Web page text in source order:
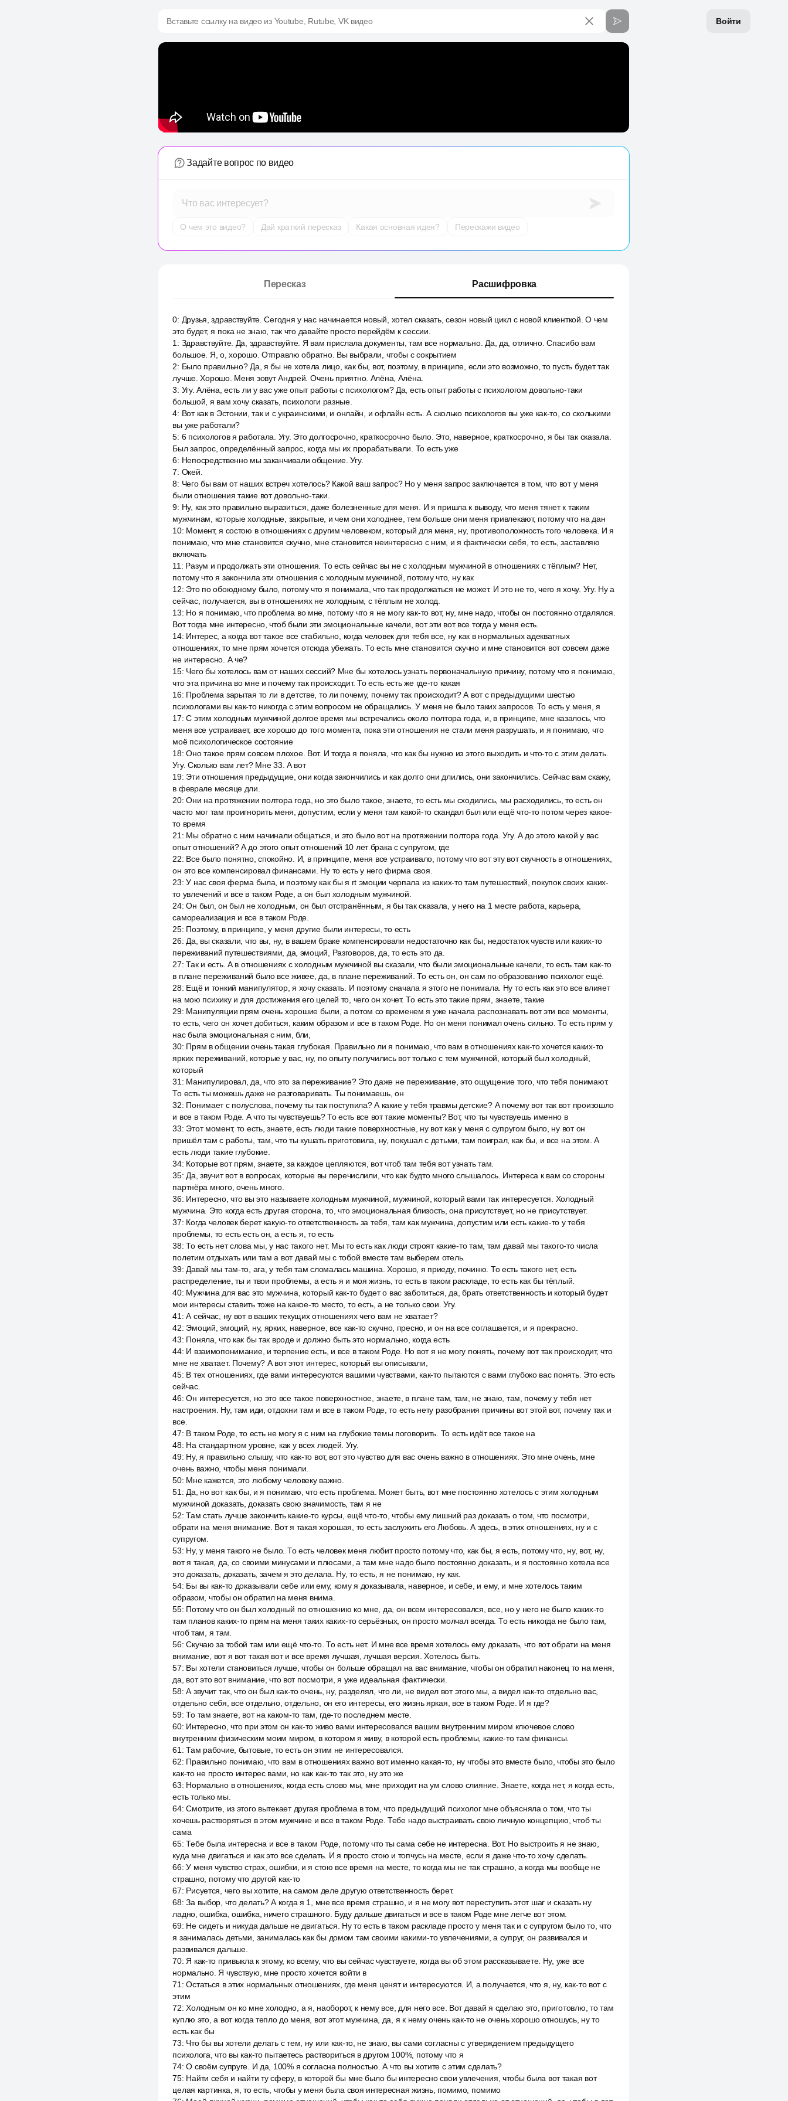
Войти
Вставьте ссылку на видео из Youtube, Rutube, VK видео
Задайте вопрос по видео
Что вас интересует?
О чем это видео? Дай краткий пересказ Какая основная идея? Перескажи видео
Пересказ Расшифровка
0: Друзья, здравствуйте. Сегодня у нас начинается новый, хотел сказать, сезон новый цикл с новой клиенткой. О чем
это будет, я пока не знаю, так что давайте просто перейдём к сессии.
1 : Здравствуйте. Да, здравствуйте. Я вам прислала документы, там все нормально. Да, да, отлично. Спасибо вам
большое. Я, о, хорошо. Отправлю обратно. Вы выбрали, чтобы с сокрытием
2: Было правильно? Да, я бы не хотела лицо, как бы, вот, поэтому, в принципе, если это возможно, то пусть будет так
лучше. Хорошо. Меня зовут Андрей. Очень приятно. Алёна, Алёна.
3: Угу. Алёна, есть ли у вас уже опыт работы с психологом? Да, есть опыт работы с психологом довольно-таки
большой, я вам хочу сказать, психологи разные.
4: Вот как в Эстонии, так и с украинскими, и онлайн, и офлайн есть. А сколько психологов вы уже как-то, со сколькими
вы уже работали?
5: 6 психологов я работала. Угу. Это долгосрочно, краткосрочно было. Это, наверное, краткосрочно, я бы так сказала.
Был запрос, определённый запрос, когда мы их прорабатывали. То есть уже
6: Непосредственно мы заканчивали общение. Угу.
7: Окей.
8: Чего бы вам от наших встреч хотелось? Какой ваш запрос? Но у меня запрос заключается в том, что вот у меня
были отношения такие вот довольно-таки.
9: Ну, как это правильно выразиться, даже болезненные для меня. И я пришла к выводу, что меня тянет к таким
мужчинам, которые холодные, закрытые, и чем они холоднее, тем больше они меня привлекают, потому что на дан
10: Момент, я состою в отношениях с другим человеком, который для меня, ну, противоположность того человека. И я
понимаю, что мне становится скучно, мне становится неинтересно с ним, и я фактически себя, то есть, заставляю
включать
11 : Разум и продолжать эти отношения. То есть сейчас вы не с холодным мужчиной в отношениях с тёплым? Нет,
потому что я закончила эти отношения с холодным мужчиной, потому что, ну как
12: Это по обоюдному было, потому что я понимала, что так продолжаться не может. И это не то, чего я хочу. Угу. Ну а
сейчас, получается, вы в отношениях не холодным, с тёплым не холод.
13: Но я понимаю, что проблема во мне, потому что я не могу как-то вот, ну, мне надо, чтобы он постоянно отдалялся.
Вот тогда мне интересно, чтоб были эти эмоциональные качели, вот эти вот все тогда у меня есть.
14: Интерес, а когда вот такое все стабильно, когда человек для тебя все, ну как в нормальных адекватных
отношениях, то мне прям хочется отсюда убежать. То есть мне становится скучно и мне становится вот совсем даже
не интересно. А че?
15: Чего бы хотелось вам от наших сессий? Мне бы хотелось узнать первоначальную причину, потому что я понимаю,
что эта причина во мне и почему так происходит. То есть есть же где-то какая
16: Проблема зарытая то ли в детстве, то ли почему, почему так происходит? А вот с предыдущими шестью
психологами вы как-то никогда с этим вопросом не обращались. У меня не было таких запросов. То есть у меня, я
17:С этим холодным мужчиной долгое время мы встречались около полтора года, и, в принципе, мне казалось, что
меня все устраивает, все хорошо до того момента, пока эти отношения не стали меня разрушать, и я понимаю, что
моё психологическое состояние
18:Оно такое прям совсем плохое. Вот. И тогда я поняла, что как бы нужно из этого выходить и что-то с этим делать.
Угу. Сколько вам лет? Мне 33. А вот
19: Эти отношения предыдущие, они когда закончились и как долго они длились, они закончились. Сейчас вам скажу,
в феврале месяце дли.
20:Они на протяжении полтора года, но это было такое, знаете, то есть мы сходились, мы расходились, то есть он
часто мог там проигнорить меня, допустим, если у меня там какой-то скандал был или ещё что-то потом через какое-
то время
21 : Мы обратно с ним начинали общаться, и это было вот на протяжении полтора года. Угу. А до этого какой у вас
опыт отношений? А до этого опыт отношений 10 лет брака с супругом, где
22: Все было понятно, спокойно. И, в принципе, меня все устраивало, потому что вот эту вот скучность в отношениях,
он это все компенсировал финансами. Ну то есть у него фирма своя.
23:У нас своя ферма была, и поэтому как бы я rt эмоции черпала из каких-то там путешествий, покупок своих каких-
то увлечений и все в таком Роде, а он был холодным мужчиной.
24:Он был, он был не холодным, он был отстранённым, я бы так сказала, у него на 1 месте работа, карьера,
самореализация и все в таком Роде.
25: Поэтому, в принципе, у меня другие были интересы, то есть
26: Да, вы сказали, что вы, ну, в вашем браке компенсировали недостаточно как бы, недостаток чувств или каких-то
переживаний путешествиями, да, эмоций, Разговоров, да, то есть это да.
27:Так и есть. А в отношениях с холодным мужчиной вы сказали, что были эмоциональные качели, то есть там как-то
в плане переживаний было все живее, да, в плане переживаний. То есть он, он сам по образованию психолог ещё.
28: Ещё и тонкий манипулятор, я хочу сказать. И поэтому сначала я этого не понимала. Ну то есть как это все влияет
на мою психику и для достижения его целей то, чего он хочет. То есть это такие прям, знаете, такие
29: Манипуляции прям очень хорошие были, а потом со временем я уже начала распознавать вот эти все моменты,
то есть, чего он хочет добиться, каким образом и все в таком Роде. Но он меня понимал очень сильно. То есть прям у
нас была эмоциональная с ним, бли,
30: Прям в общении очень такая глубокая. Правильно ли я понимаю, что вам в отношениях как-то хочется каких-то
ярких переживаний, которые у вас, ну, по опыту получились вот только с тем мужчиной, который был холодный,
который
31 : Манипулировал, да, что это за переживание? Это даже не переживание, это ощущение того, что тебя понимают.
То есть ты можешь даже не разговаривать. Ты понимаешь, он
32: Понимает с полуслова, почему ты так поступила? А какие у тебя травмы детские? А почему вот так вот произошло
и все в таком Роде. А что ты чувствуешь? То есть все вот такие моменты? Вот, что ты чувствуешь именно в
33: Этот момент, то есть, знаете, есть люди такие поверхностные, ну вот как у меня с супругом было, ну вот он
пришёл там с работы, там, что ты кушать приготовила, ну, покушал с детьми, там поиграл, как бы, и все на этом. А
есть люди такие глубокие.
34: Которые вот прям, знаете, за каждое цепляются, вот чтоб там тебя вот узнать там.
35: Да, звучит вот в вопросах, которые вы перечислили, что как будто много слышалось. Интереса к вам со стороны
партнёра много, очень много.
36: Интересно, что вы это называете холодным мужчиной, мужчиной, который вами так интересуется. Холодный
мужчина. Это когда есть другая сторона, то, что эмоциональная близость, она присутствует, но не присутствует.
37: Когда человек берет какую-то ответственность за тебя, там как мужчина, допустим или есть какие-то у тебя
проблемы, то есть есть он, а есть я, то есть
38:То есть нет слова мы, у нас такого нет. Мы то есть как люди строят какие-то там, там давай мы такого-то числа
полетим отдыхать или там а вот давай мы с тобой вместе там выберем отель.
39: Давай мы там-то, ага, у тебя там сломалась машина. Хорошо, я приеду, починю. То есть такого нет, есть
распределение, ты и твои проблемы, а есть я и моя жизнь, то есть в таком раскладе, то есть как бы тёплый.
40: Мужчина для вас это мужчина, который как-то будет о вас заботиться, да, брать ответственность и который будет
мои интересы ставить тоже на какое-то место, то есть, а не только свои. Угу.
41 :А сейчас, ну вот в ваших текущих отношениях чего вам не хватает?
42: Эмоций, эмоций, ну, ярких, наверное, все как-то скучно, пресно, и он на все соглашается, и я прекрасно.
43: Поняла, что как бы так вроде и должно быть это нормально, когда есть
44: И взаимопонимание, и терпение есть, и все в таком Роде. Но вот я не могу понять, почему вот так происходит, что
мне не хватает. Почему? А вот этот интерес, который вы описывали,
45: В тех отношениях, где вами интересуются вашими чувствами, как-то пытаются с вами глубоко вас понять. Это есть
сейчас.
46:Он интересуется, но это все такое поверхностное, знаете, в плане там, там, не знаю, там, почему у тебя нет
настроения. Ну, там иди, отдохни там и все в таком Роде, то есть нету разобрания причины вот этой вот, почему так и
все.
47: В таком Роде, то есть не могу я с ним на глубокие темы поговорить. То есть идёт все такое на
48: На стандартном уровне, как у всех людей. Угу.
49: Ну, я правильно слышу, что как-то вот, вот это чувство для вас очень важно в отношениях. Это мне очень, мне
очень важно, чтобы меня понимали.
50: Мне кажется, это любому человеку важно.
51 : Да, но вот как бы, и я понимаю, что есть проблема. Может быть, вот мне постоянно хотелось с этим холодным
мужчиной доказать, доказать свою значимость, там я не
52:Там стать лучше закончить какие-то курсы, ещё что-то, чтобы ему лишний раз доказать о том, что посмотри,
обрати на меня внимание. Вот я такая хорошая, то есть заслужить его Любовь. А здесь, в этих отношениях, ну и с
супругом.
53: Ну, у меня такого не было. То есть человек меня любит просто потому что, как бы, я есть, потому что, ну, вот, ну,
вот я такая, да, со своими минусами и плюсами, а там мне надо было постоянно доказать, и я постоянно хотела все
это доказать, доказать, зачем я это делала. Ну, то есть, я не понимаю, ну как.
54: Бы вы как-то доказывали себе или ему, кому я доказывала, наверное, и себе, и ему, и мне хотелось таким
образом, чтобы он обратил на меня внима.
55: Потому что он был холодный по отношению ко мне, да, он всем интересовался, все, но у него не было каких-то
там планов каких-то прям на меня таких каких-то серьёзных, он просто молчал всегда. То есть никогда не было там,
чтоб там, я там.
56:Скучаю за тобой там или ещё что-то. То есть нет. И мне все время хотелось ему доказать, что вот обрати на меня
внимание, вот я вот такая вот и все время лучшая, лучшая версия. Хотелось быть.
57: Вы хотели становиться лучше, чтобы он больше обращал на вас внимание, чтобы он обратил наконец то на меня,
да, вот это вот внимание, что вот посмотри, я уже идеальная фактически.
58:А звучит так, что он был как-то очень, ну, разделял, что ли, не видел вот этого мы, а видел как-то отдельно вас,
отдельно себя, все отдельно, отдельно, он его интересы, его жизнь яркая, все в таком Роде. И я где?
59:То там знаете, вот на каком-то там, где-то последнем месте.
60: Интересно, что при этом он как-то живо вами интересовался вашим внутренним миром ключевое слово
внутренним физическим моим миром, в котором я живу, в которой есть проблемы, какие-то там финансы.
61 :Там рабочие, бытовые, то есть он этим не интересовался.
62: Правильно понимаю, что вам в отношениях важно вот именно какая-то, ну чтобы это вместе было, чтобы это было
как-то не просто интерес вами, но как как-то так это, ну это же
63: Нормально в отношениях, когда есть слово мы, мне приходит на ум слово слияние. Знаете, когда нет, я когда есть,
есть только мы.
64:Смотрите, из этого вытекает другая проблема в том, что предыдущий психолог мне объясняла о том, что ты
хочешь растворяться в этом мужчине и все в таком Роде. Тебе надо выстраивать свою личную концепцию, чтоб ты
сама
65:Тебе была интересна и все в таком Роде, потому что ты сама себе не интересна. Вот. Но выстроить я не знаю,
куда мне двигаться и как это все сделать. И я просто стою и топчусь на месте, если я даже что-то хочу сделать.
66:У меня чувство страх, ошибки, и я стою все время на месте, то когда мы не так страшно, а когда мы вообще не
страшно, потому что другой как-то
67: Рисуется, чего вы хотите, на самом деле другую ответственность берет.
68:За выбор, что делать? А когда я 1, мне все время страшно, и я не могу вот переступить этот шаг и сказать ну
ладно, ошибка, ошибка, ничего страшного. Буду дальше двигаться и все в таком Роде мне легче вот этом.
69: Не сидеть и никуда дальше не двигаться. Ну то есть в таком раскладе просто у меня так и с супругом было то, что
я занималась детьми, занималась как бы домом там своими какими-то увлечениями, а супруг, он развивался и
развивался дальше.
70: Я как-то привыкла к этому, ко всему, что вы сейчас чувствуете, когда вы об этом рассказываете. Ну, уже все
нормально. Я чувствую, мне просто хочется войти в
71 :Остаться в этих нормальных отношениях, где меня ценят и интересуются. И, а получается, что я, ну, как-то вот с
этим
72:Холодным он ко мне холодно, а я, наоборот, к нему все, для него все. Вот давай я сделаю это, приготовлю, то там
куплю это, а вот когда тепло до меня, вот этот мужчина, да, я к нему очень как-то не очень хорошо отношусь, ну то
есть как бы
73: Что бы вы хотели делать с тем, ну или как-то, не знаю, вы сами согласны с утверждением предыдущего
психолога, что вы как-то пытаетесь раствориться в другом 100%, потому что я
74:О своём супруге. И да, 100% я согласна полностью. А что вы хотите с этим сделать?
75: Найти себя и найти ту сферу, в которой бы мне было бы интересно свои увлечения, чтобы была вот такая вот
целая картинка, я, то есть, чтобы у меня была своя интересная жизнь, помимо, помимо